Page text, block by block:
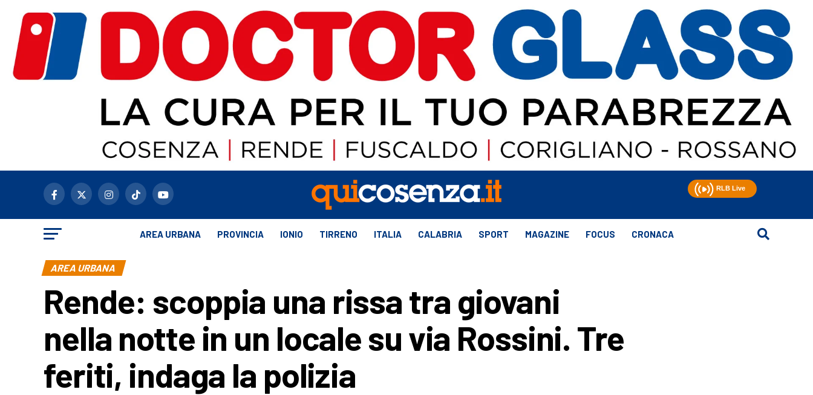
AREA URBANA PROVINCIA IONIO TIRRENO ITALIA CALABRIA SPORT MAGAZINE FOCUS CRONACA
AREA URBANA
Rende: scoppia una rissa tra giovani
nella notte in un locale su via Rossini. Tre
feriti, indaga la polizia